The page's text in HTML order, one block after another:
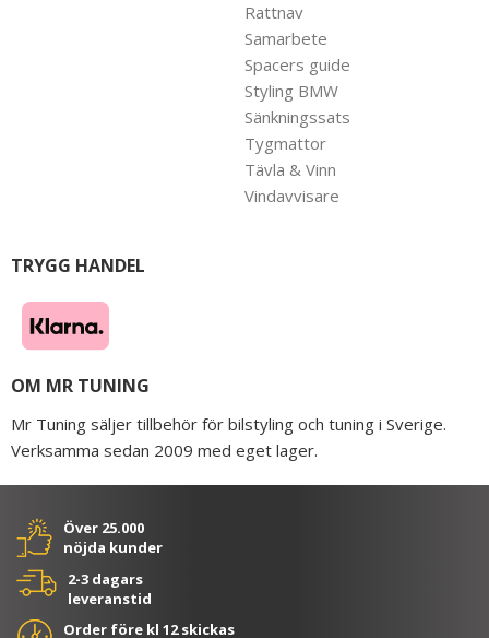
Rattnav
Samarbete
Spacers guide
Styling BMW
Sänkningssats
Tygmattor
Tävla & Vinn
Vindavvisare
TRYGG HANDEL
OM MR TUNING
Mr Tuning säljer tillbehör för bilstyling och tuning i Sverige.
Verksamma sedan 2009 med eget lager.
Över 25.000
nöjda kunder
2-3 dagars
leveranstid
Order före kl 12 skickas